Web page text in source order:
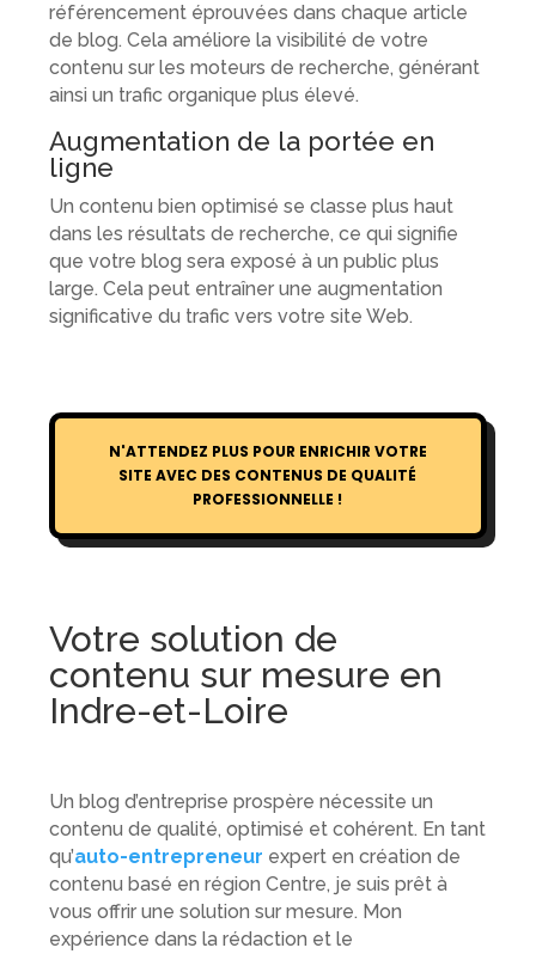
référencement éprouvées dans chaque article
de blog. Cela améliore la visibilité de votre
contenu sur les moteurs de recherche, générant
ainsi un trafic organique plus élevé.
Augmentation de la portée en
ligne
Un contenu bien optimisé se classe plus haut
dans les résultats de recherche, ce qui signifie
que votre blog sera exposé à un public plus
large. Cela peut entraîner une augmentation
significative du trafic vers votre site Web.
N'ATTENDEZ PLUS POUR ENRICHIR VOTRE
SITE AVEC DES CONTENUS DE QUALITÉ
PROFESSIONNELLE !
Votre solution de
contenu sur mesure en
Indre-et-Loire
Un blog d’entreprise prospère nécessite un
contenu de qualité, optimisé et cohérent. En tant
qu’auto-entrepreneur expert en création de
contenu basé en région Centre, je suis prêt à
vous offrir une solution sur mesure. Mon
expérience dans la rédaction et le